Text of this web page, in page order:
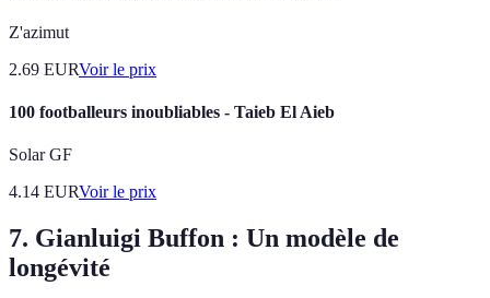
Z'azimut
2.69 EURVoir le prix
100 footballeurs inoubliables - Taieb El Aieb
Solar GF
4.14 EURVoir le prix
7. Gianluigi Buffon : Un modèle de
longévité